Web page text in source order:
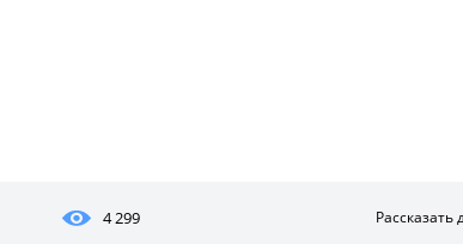
4 299 Рассказать